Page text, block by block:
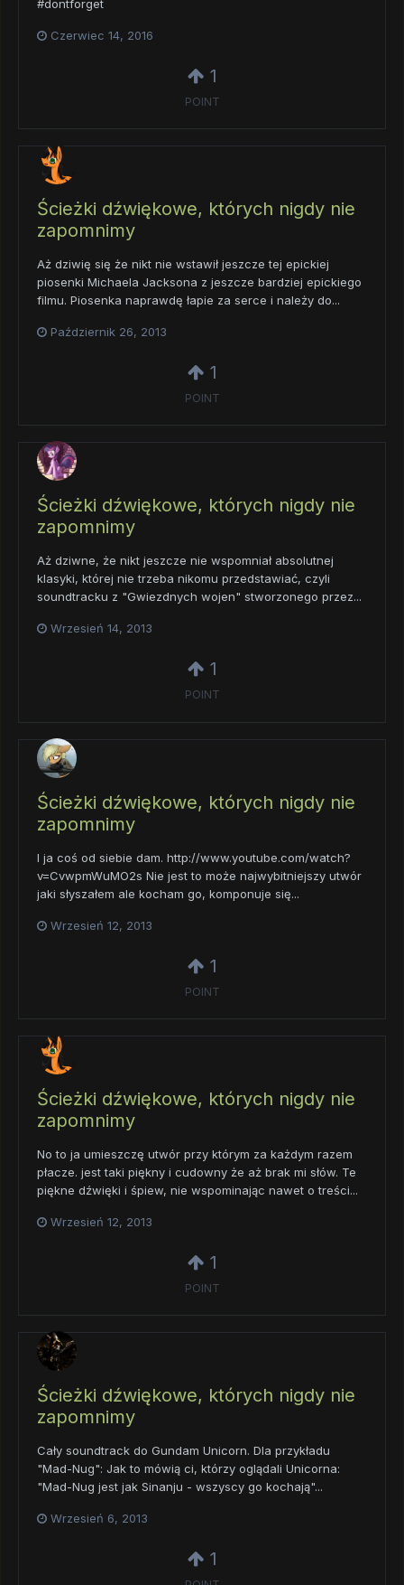
#dontforget
Czerwiec 14, 2016
1
POINT
Ścieżki dźwiękowe, których nigdy nie
zapomnimy
Aż dziwię się że nikt nie wstawił jeszcze tej epickiej
piosenki Michaela Jacksona z jeszcze bardziej epickiego
filmu. Piosenka naprawdę łapie za serce i należy do...
Październik 26, 2013
1
POINT
Ścieżki dźwiękowe, których nigdy nie
zapomnimy
Aż dziwne, że nikt jeszcze nie wspomniał absolutnej
klasyki, której nie trzeba nikomu przedstawiać, czyli
soundtracku z "Gwiezdnych wojen" stworzonego przez...
Wrzesień 14, 2013
1
POINT
Ścieżki dźwiękowe, których nigdy nie
zapomnimy
I ja coś od siebie dam. http://www.youtube.com/watch?
v=CvwpmWuMO2s Nie jest to może najwybitniejszy utwór
jaki słyszałem ale kocham go, komponuje się...
Wrzesień 12, 2013
1
POINT
Ścieżki dźwiękowe, których nigdy nie
zapomnimy
No to ja umieszczę utwór przy którym za każdym razem
płacze. jest taki piękny i cudowny że aż brak mi słów. Te
piękne dźwięki i śpiew, nie wspominając nawet o treści...
Wrzesień 12, 2013
1
POINT
Ścieżki dźwiękowe, których nigdy nie
zapomnimy
Cały soundtrack do Gundam Unicorn. Dla przykładu
"Mad-Nug": Jak to mówią ci, którzy oglądali Unicorna:
"Mad-Nug jest jak Sinanju - wszyscy go kochają"...
Wrzesień 6, 2013
1